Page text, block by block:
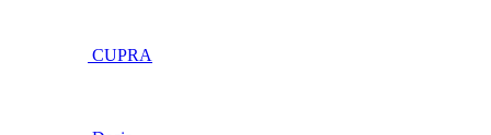
CUPRA